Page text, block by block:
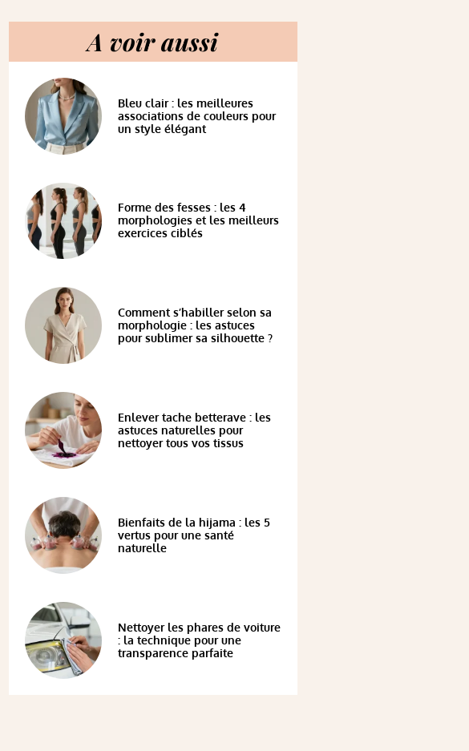
A voir aussi
Bleu clair : les meilleures
associations de couleurs pour
un style élégant
Forme des fesses : les 4
morphologies et les meilleurs
exercices ciblés
Comment s’habiller selon sa
morphologie : les astuces
pour sublimer sa silhouette ?
Enlever tache betterave : les
astuces naturelles pour
nettoyer tous vos tissus
Bienfaits de la hijama : les 5
vertus pour une santé
naturelle
Nettoyer les phares de voiture
: la technique pour une
transparence parfaite